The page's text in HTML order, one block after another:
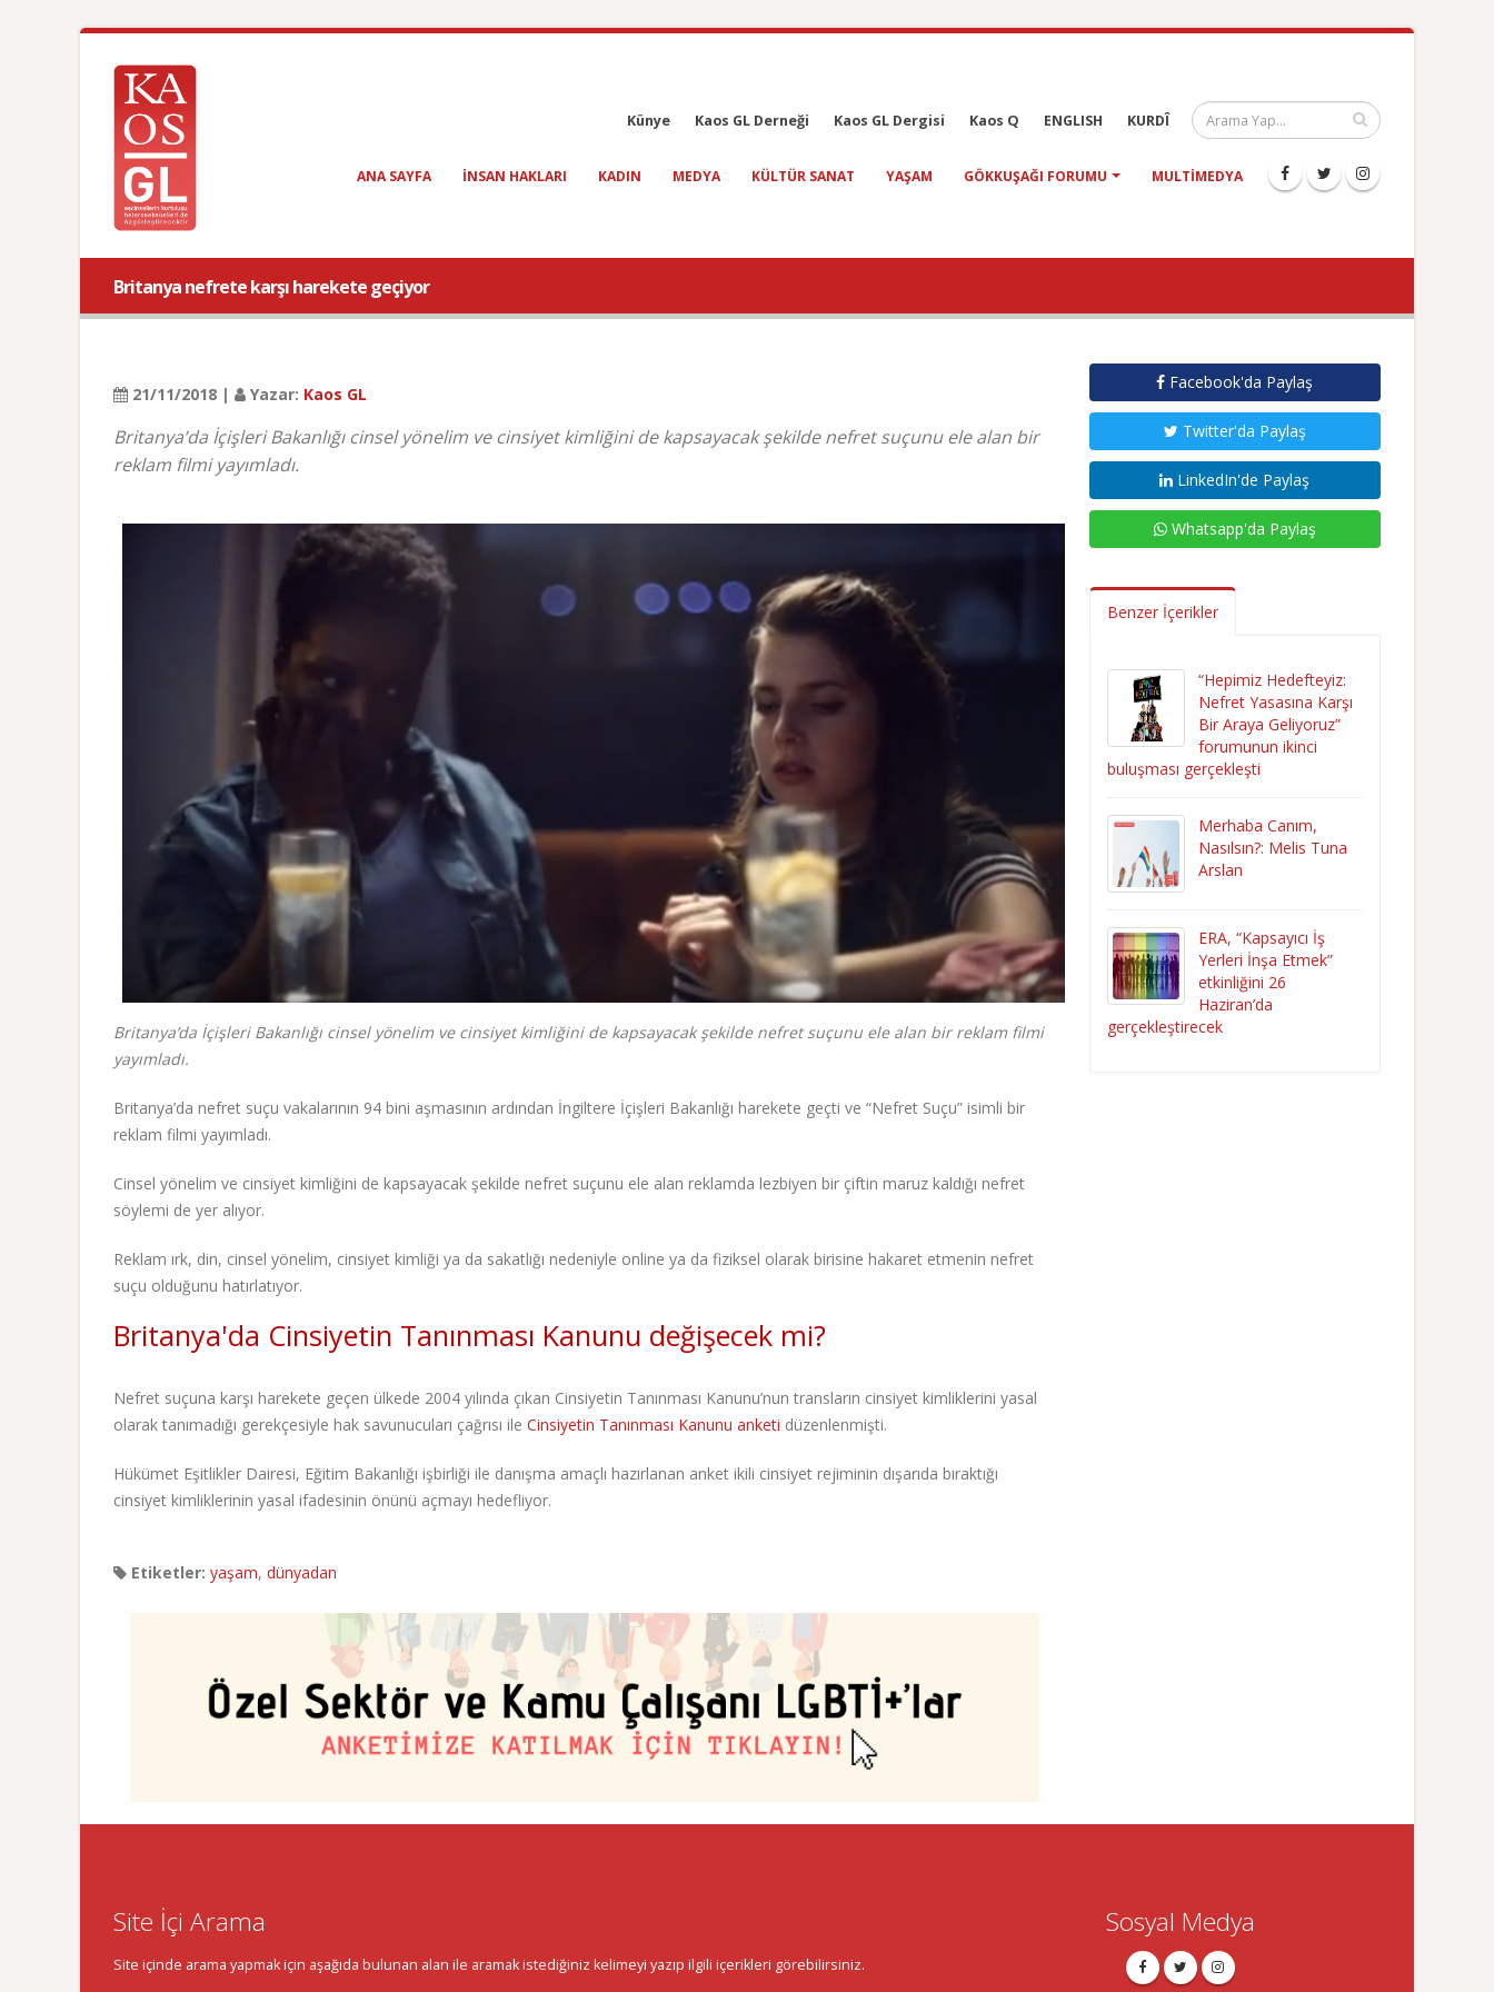
Künye Kaos GL Derneği Kaos GL Dergisi Kaos Q ENGLISH KURDÎ
ANA SAYFA INSAN HAKLARI KADIN MEDYA KÜLTÜR SANAT YAŞAM GÖKKUŞAĞI FORUMU MULTIMEDYA
Britanya nefrete karşı harekete geçiyor
21/11/2018 | Yazar: Kaos GL
Britanya’da İçişleri Bakanlığı cinsel yönelim ve cinsiyet kimliğini de kapsayacak şekilde nefret suçunu ele alan bir
reklam filmi yayımladı.
Britanya’da İçişleri Bakanlığı cinsel yönelim ve cinsiyet kimliğini de kapsayacak şekilde nefret suçunu ele alan bir reklam filmi
yayımladı.
Britanya’da nefret suçu vakalarının 94 bini aşmasının ardından İngiltere İçişleri Bakanlığı harekete geçti ve “Nefret Suçu” isimli bir
reklam filmi yayımladı.
Cinsel yönelim ve cinsiyet kimliğini de kapsayacak şekilde nefret suçunu ele alan reklamda lezbiyen bir çiftin maruz kaldığı nefret
söylemi de yer alıyor.
Reklam ırk, din, cinsel yönelim, cinsiyet kimliği ya da sakatlığı nedeniyle online ya da fiziksel olarak birisine hakaret etmenin nefret
suçu olduğunu hatırlatıyor.
Britanya'da Cinsiyetin Tanınması Kanunu değişecek mi?
Nefret suçuna karşı harekete geçen ülkede 2004 yılında çıkan Cinsiyetin Tanınması Kanunu’nun transların cinsiyet kimliklerini yasal
olarak tanımadığı gerekçesiyle hak savunucuları çağrısı ile Cinsiyetin Tanınması Kanunu anketi düzenlenmişti.
Hükümet Eşitlikler Dairesi, Eğitim Bakanlığı işbirliği ile danışma amaçlı hazırlanan anket ikili cinsiyet rejiminin dışarıda bıraktığı
cinsiyet kimliklerinin yasal ifadesinin önünü açmayı hedefliyor.
Etiketler: yaşam, dünyadan
Facebook'da Paylaş
Twitter'da Paylaş
LinkedIn'de Paylaş
Whatsapp'da Paylaş
Benzer İçerikler
“Hepimiz Hedefteyiz:
Nefret Yasasına Karşı
Bir Araya Geliyoruz”
forumunun ikinci
buluşması gerçekleşti
Merhaba Canım,
Nasılsın?: Melis Tuna
Arslan
ERA, “Kapsayıcı İş
Yerleri İnşa Etmek”
etkinliğini 26
Haziran’da
gerçekleştirecek
Site İçi Arama
Site içinde arama yapmak için aşağıda bulunan alan ile aramak istediğiniz kelimeyi yazıp ilgili içerikleri görebilirsiniz.
Sosyal Medya